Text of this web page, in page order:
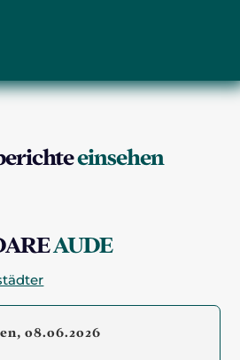
einsehen
AUDE
08.06.2026